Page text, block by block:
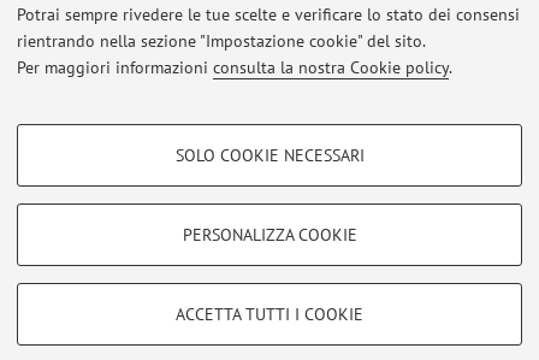
Potrai sempre rivedere le tue scelte e verificare lo stato dei consensi
rientrando nella sezione "Impostazione cookie" del sito.
Per maggiori informazioni consulta la nostra Cookie policy.
COOKIE DI PROFILAZIONE - FACOLTATIVI
COOKIE TECNICI - NECESSARI
Si tratta di cookie tecnici utilizzati, a titolo esemplificativo, per il corretto
SOLO COOKIE NECESSARI
PERSONALIZZA COOKIE
ACCETTA TUTTI I COOKIE
Al momento non sono presenti avvisi.
Area riservata
Accedi tramiteloginper gestire tutti i contenuti del sito.
Zamboni, 33 - 40126 Bologna - Partita IVA: 01131710376